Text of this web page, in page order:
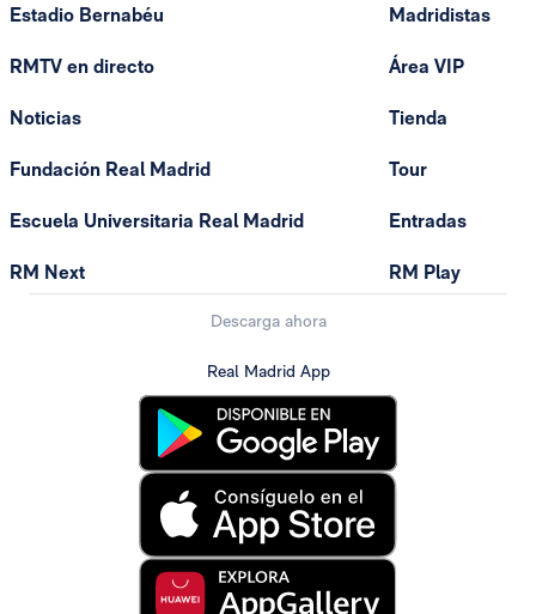
Estadio Bernabéu
RMTV en directo
Noticias
Fundación Real Madrid
Escuela Universitaria Real Madrid
RM Next
Madridistas
Área VIP
Tienda
Tour
Entradas
RM Play
Descarga ahora
Real Madrid App